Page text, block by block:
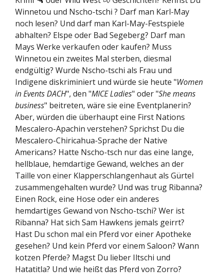
Winnetou und Nscho-tschi ? Darf man Karl-May
noch lesen? Und darf man Karl-May-Festspiele
abhalten? Elspe oder Bad Segeberg? Darf man
Mays Werke verkaufen oder kaufen? Muss
Winnetou ein zweites Mal sterben, diesmal
endgültig? Wurde Nscho-tschi als Frau und
Indigene diskriminiert und würde sie heute "Women
in Events DACH", den "MICE Ladies" oder "She means
business" beitreten, wäre sie eine Eventplanerin?
Aber, würden die überhaupt eine First Nations
Mescalero-Apachin verstehen? Sprichst Du die
Mescalero-Chiricahua-Sprache der Native
Americans? Hatte Nscho-tsch nur das eine lange,
hellblaue, hemdartige Gewand, welches an der
Taille von einer Klapperschlangenhaut als Gürtel
zusammengehalten wurde? Und was trug Ribanna?
Einen Rock, eine Hose oder ein anderes
hemdartiges Gewand von Nscho-tschi? Wer ist
Ribanna? Hat sich Sam Hawkens jemals geirrt?
Hast Du schon mal ein Pferd vor einer Apotheke
gesehen? Und kein Pferd vor einem Saloon? Wann
kotzen Pferde? Magst Du lieber Iltschi und
Hatatitla? Und wie heißt das Pferd von Zorro?